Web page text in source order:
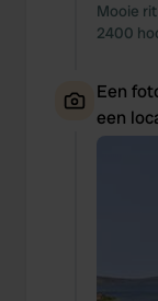
Mooie
2400
Een
een